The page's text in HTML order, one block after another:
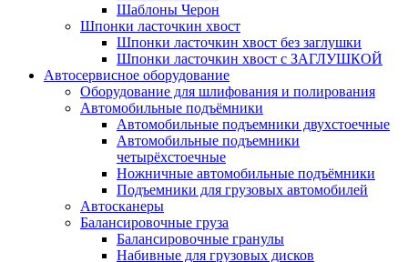
Шаблоны Черон
Шпонки ласточкин хвост
Шпонки ласточкин хвост без заглушки
Шпонки ласточкин хвост с ЗАГЛУШКОЙ
Автосервисное оборудование
Оборудование для шлифования и полирования
Автомобильные подъёмники
Автомобильные подъемники двухстоечные
Автомобильные подъемники
четырёхстоечные
Ножничные автомобильные подъёмники
Подъемники для грузовых автомобилей
Автосканеры
Балансировочные груза
Балансировочные гранулы
Набивные для грузовых дисков